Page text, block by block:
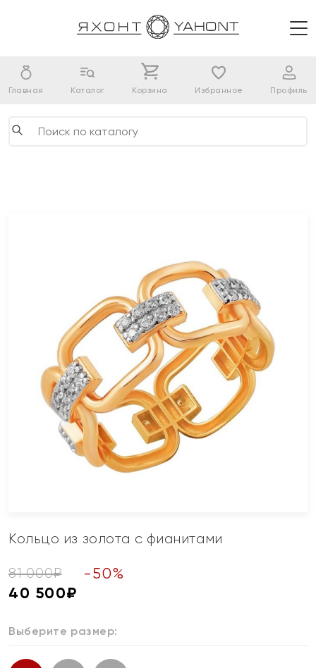
Главная Каталог Корзина Избранное Профиль
Кольцо из золота с фианитами
81 000₽ -50%
40 500₽
Выберите размер: